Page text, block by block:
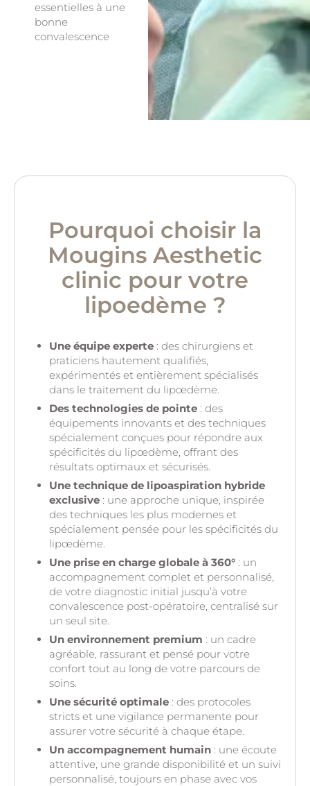
essentielles à une
bonne
convalescence
Pourquoi choisir la
Mougins Aesthetic
clinic pour votre
lipoedème ?
Une équipe experte : des chirurgiens et
praticiens hautement qualifiés,
expérimentés et entièrement spécialisés
dans le traitement du lipœdème.
Des technologies de pointe : des
équipements innovants et des techniques
spécialement conçues pour répondre aux
spécificités du lipœdème, offrant des
résultats optimaux et sécurisés.
Une technique de lipoaspiration hybride
exclusive : une approche unique, inspirée
des techniques les plus modernes et
spécialement pensée pour les spécificités du
lipœdème.
Une prise en charge globale à 360° : un
accompagnement complet et personnalisé,
de votre diagnostic initial jusqu’à votre
convalescence post-opératoire, centralisé sur
un seul site.
Un environnement premium : un cadre
agréable, rassurant et pensé pour votre
confort tout au long de votre parcours de
soins.
Une sécurité optimale : des protocoles
stricts et une vigilance permanente pour
assurer votre sécurité à chaque étape.
Un accompagnement humain : une écoute
attentive, une grande disponibilité et un suivi
personnalisé, toujours en phase avec vos